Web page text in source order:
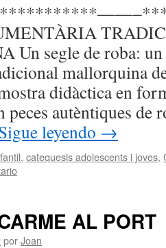
Un segle de roba: un
mallorquina
didàctica en
peces autèntiques de
leyendo →
, catequesis adolescents i joves,
AL PORT
porJoan